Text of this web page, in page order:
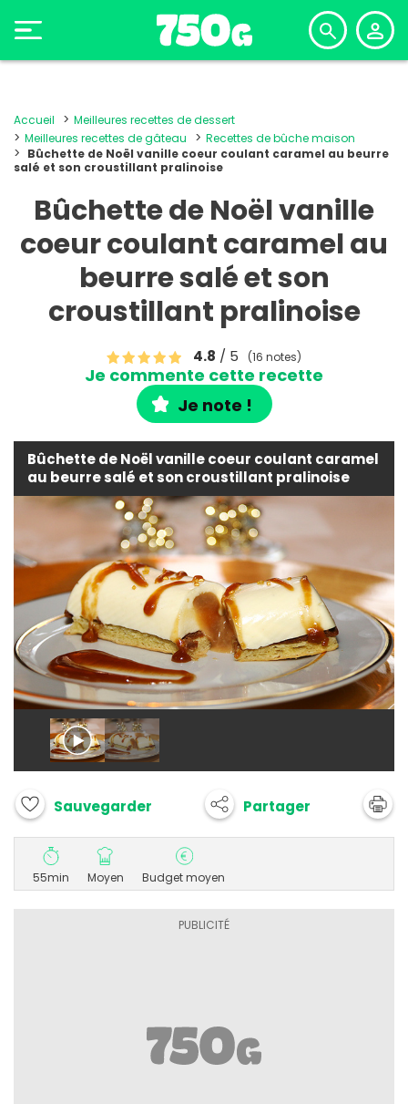
Accueil
Meilleures recettes de dessert
Meilleures recettes de gâteau
Recettes de bûche maison
Bûchette de Noël vanille coeur coulant caramel au beurre
salé et son croustillant pralinoise
Bûchette de Noël vanille
coeur coulant caramel au
beurre salé et son
croustillant pralinoise
4.8 / 5 (16 notes)
Je commente cette recette
Je note !
Bûchette de Noël vanille coeur coulant caramel
au beurre salé et son croustillant pralinoise
Sauvegarder Partager
55min Moyen Budget moyen